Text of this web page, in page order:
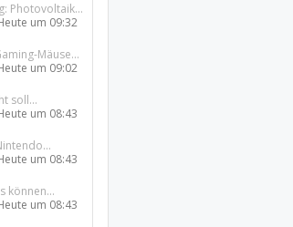
Photovoltaik...
um 09:32
Mäuse...
um 09:02
soll...
um 08:43
um 08:43
können...
um 08:43